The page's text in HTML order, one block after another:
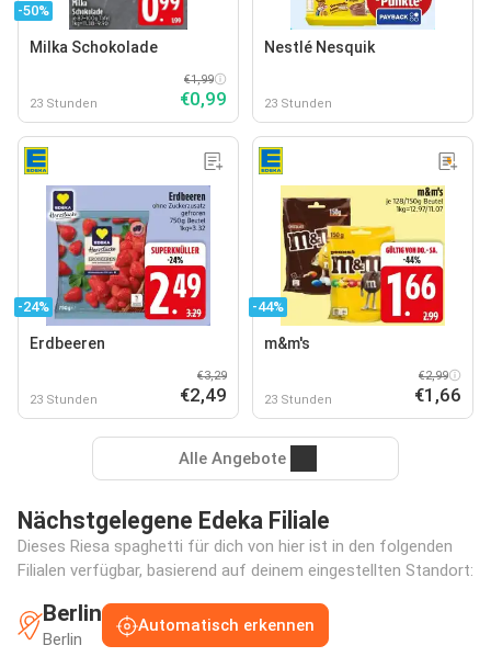
-50%
Milka Schokolade
23 Stunden
€1,99
€0,99
Nestlé Nesquik
23 Stunden
-24%
Erdbeeren
23 Stunden
€3,29
€2,49
-44%
m&m's
23 Stunden
€2,99
€1,66
Alle Angebote
Nächstgelegene Edeka Filiale
Dieses Riesa spaghetti für dich von hier ist in den folgenden
Filialen verfügbar, basierend auf deinem eingestellten Standort:
Berlin
Berlin
Automatisch erkennen